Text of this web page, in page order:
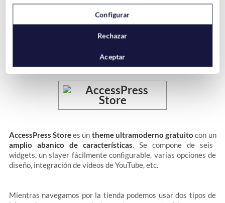
>>> Acceso a Demo
AccessPress Store
AccessPress Storees un theme ultramoderno gratuito con un
amplio abanico de características. Se compone de seis
widgets, un slayer fácilmente configurable, varias opciones de
diseño, integración de vídeos de YouTube, etc.
Mientras navegamos por la tienda podemos usar dos tipos de
Configurar
Rechazar
Aceptar